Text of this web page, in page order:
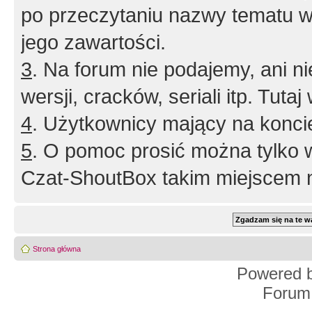
po przeczytaniu nazwy tematu
jego zawartości.
3. Na forum nie podajemy, ani
wersji, cracków, seriali itp. Tutaj
4. Użytkownicy mający na
5. O pomoc prosić można tylko
Czat-ShoutBox takim miejscem
Strona główna
Powered